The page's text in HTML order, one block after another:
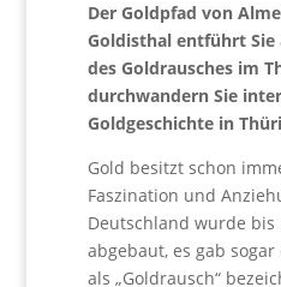
Der Goldpfad von
Goldisthal entführt
des Goldrausches im
durchwandern Sie
Goldgeschichte in
Gold besitzt schon
Faszination und
Deutschland wurde
abgebaut, es gab
als „Goldrausch“